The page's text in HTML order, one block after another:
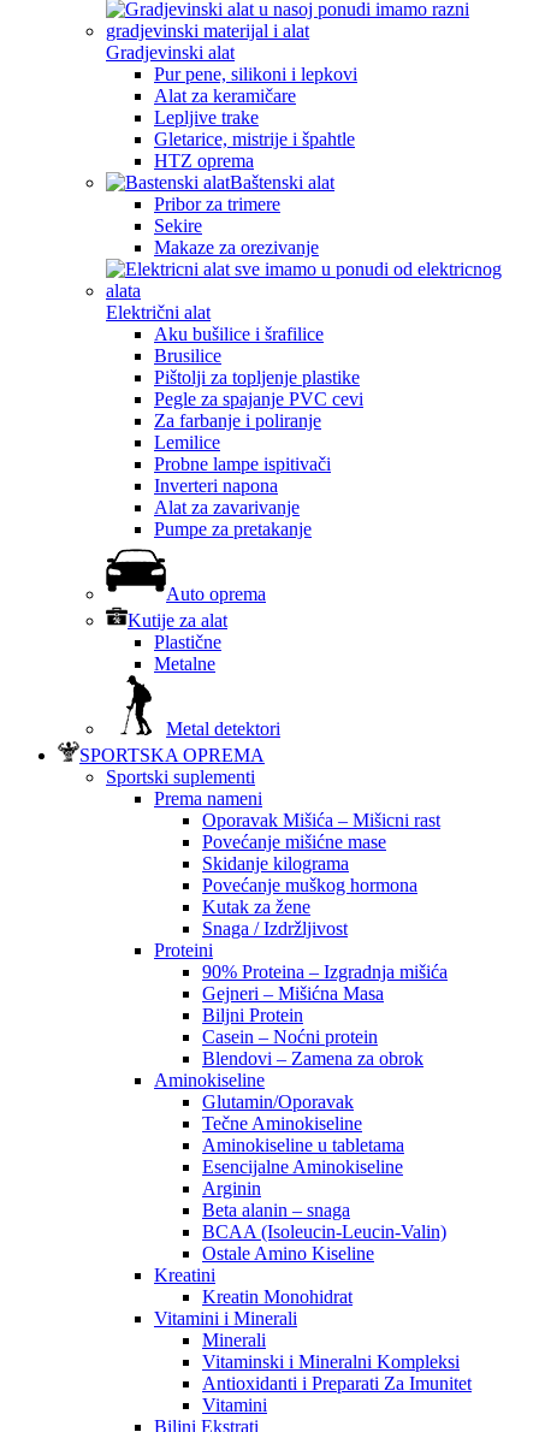
Gradjevinski alat
Pur pene, silikoni i lepkovi
Alat za keramičare
Lepljive trake
Gletarice, mistrije i špahtle
HTZ oprema
Baštenski alat
Pribor za trimere
Sekire
Makaze za orezivanje
Električni alat
Aku bušilice i šrafilice
Brusilice
Pištolji za topljenje plastike
Pegle za spajanje PVC cevi
Za farbanje i poliranje
Lemilice
Probne lampe ispitivači
Inverteri napona
Alat za zavarivanje
Pumpe za pretakanje
Auto oprema
Kutije za alat
Plastične
Metalne
Metal detektori
SPORTSKA OPREMA
Sportski suplementi
Prema nameni
Oporavak Mišića – Mišicni rast
Povećanje mišićne mase
Skidanje kilograma
Povećanje muškog hormona
Kutak za žene
Snaga / Izdržljivost
Proteini
90% Proteina – Izgradnja mišića
Gejneri – Mišićna Masa
Biljni Protein
Casein – Noćni protein
Blendovi – Zamena za obrok
Aminokiseline
Glutamin/Oporavak
Tečne Aminokiseline
Aminokiseline u tabletama
Esencijalne Aminokiseline
Arginin
Beta alanin – snaga
BCAA (Isoleucin-Leucin-Valin)
Ostale Amino Kiseline
Kreatini
Kreatin Monohidrat
Vitamini i Minerali
Minerali
Vitaminski i Mineralni Kompleksi
Antioxidanti i Preparati Za Imunitet
Vitamini
Biljni Ekstrati